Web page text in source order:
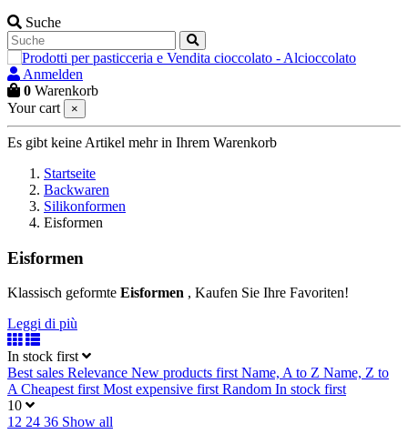
Suche
Anmelden
0 Warenkorb
Your cart
×
Es gibt keine Artikel mehr in Ihrem Warenkorb
Startseite
Backwaren
Silikonformen
Eisformen
Eisformen
Klassisch geformte Eisformen , Kaufen Sie Ihre Favoriten!
Leggi di più
In stock first
Best sales Relevance New products firstName, A to Z Name, Z to
ACheapest firstMost expensive firstRandom In stock first
10
12 24 36 Show all